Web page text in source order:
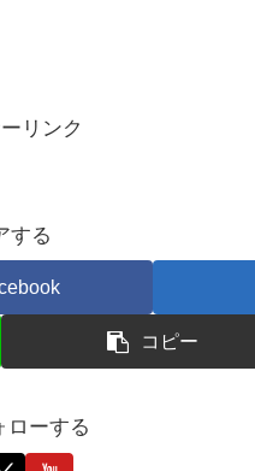
びに来てください(*´▽｀*)